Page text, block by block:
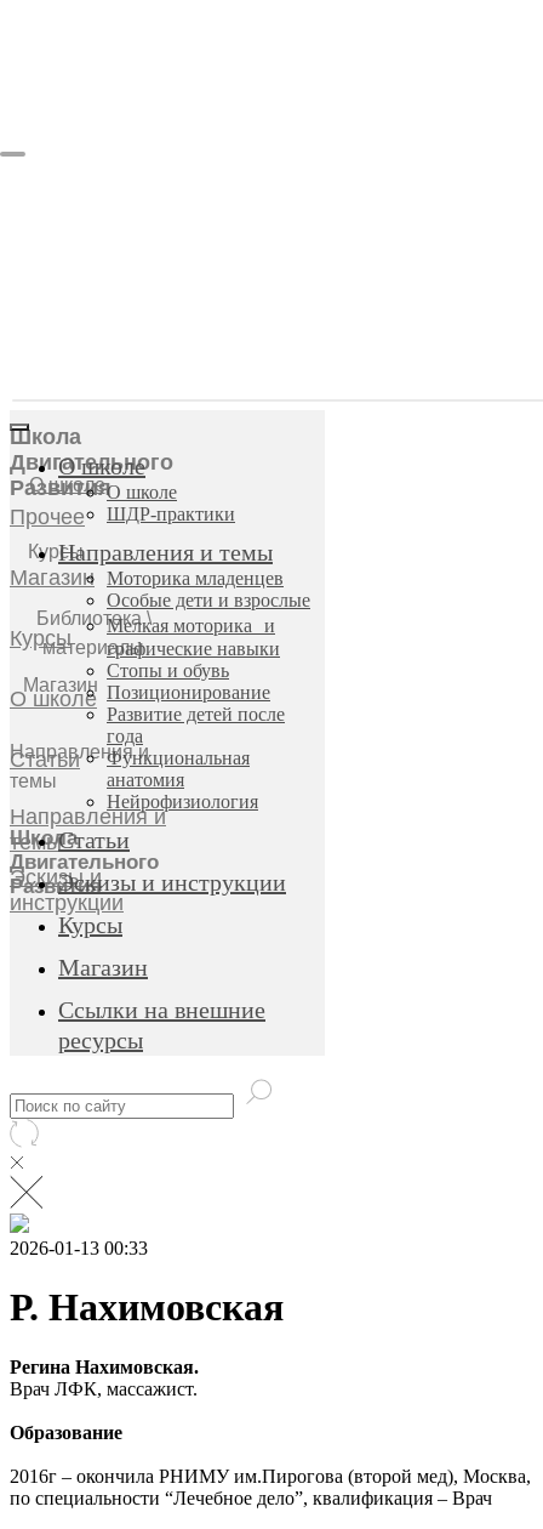
Школа
Двигательного
Развития
Прочее
Магазин
Курсы
О школе
Статьи
Направления и
темы
Эскизы и
инструкции
О школе
Курсы
Библиотека \
материалы
Магазин
Направления и
темы
Школа
Двигательного
Развития
О школе
О школе
ШДР-практики
Направления и темы
Моторика младенцев
Особые дети и взрослые
Мелкая моторика и
графические навыки
Стопы и обувь
Позиционирование
Развитие детей после
года
Функциональная
анатомия
Нейрофизиология
Статьи
Эскизы и инструкции
Курсы
Магазин
Ссылки на внешние
ресурсы
2026-01-13 00:33
Р. Нахимовская
Регина Нахимовская.
Врач ЛФК, массажист.
Образование
2016г – окончила РНИМУ им.Пирогова (второй мед), Москва,
по специальности “Лечебное дело”, квалификация – Врач